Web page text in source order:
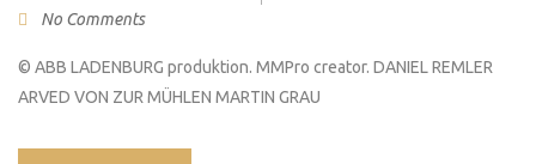
No Comments
© ABB LADENBURG produktion. MMPro creator. DANIEL REMLER
ARVED VON ZUR MÜHLEN MARTIN GRAU